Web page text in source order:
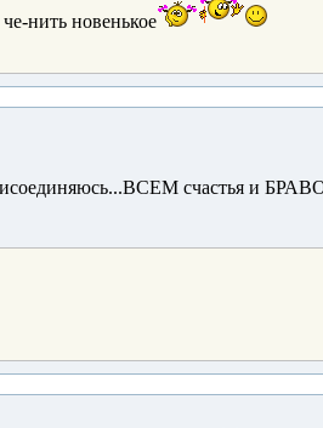
нить новенькое
счастья и